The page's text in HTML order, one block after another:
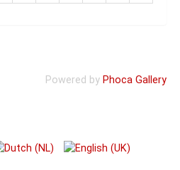
Powered by Phoca Gallery